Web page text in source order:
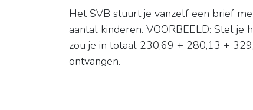
Het SVB stuurt je vanzelf een brief
aantal kinderen. VOORBEELD: Stel je
zou je in totaal 230,69 + 280,13 +
ontvangen.